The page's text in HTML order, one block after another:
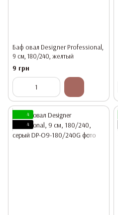
Баф овал Designer Professional,
9 см, 180/240, желтый
9 грн
4
4